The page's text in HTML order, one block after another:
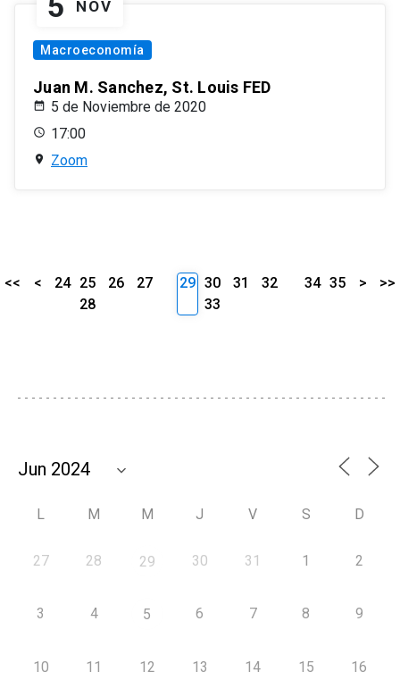
NOV
Macroeconomía
Juan M. Sanchez, St. Louis FED
5 de Noviembre de 2020
17:00
Zoom
<< < 24 25 26
27
28
29 30 31
32
33
34 35 > >>
L M M J V S D
27 28 29 30 31 1 2
3 4 5 6 7 8 9
10 11 12 13 14 15 16